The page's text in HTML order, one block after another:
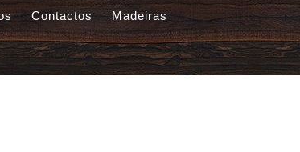
Contactos Madeiras